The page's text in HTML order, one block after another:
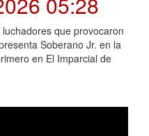
que provocaron
Soberano Jr. en la
en El Imparcial de